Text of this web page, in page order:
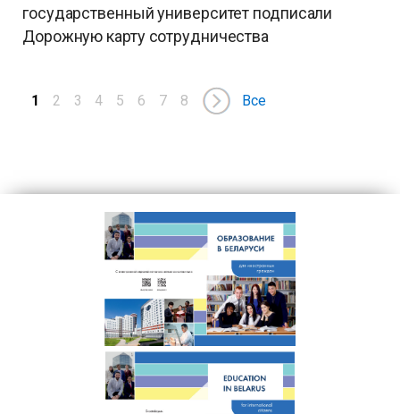
государственный университет подписали
Дорожную карту сотрудничества
1 2 3 4 5 6 7 8 Все